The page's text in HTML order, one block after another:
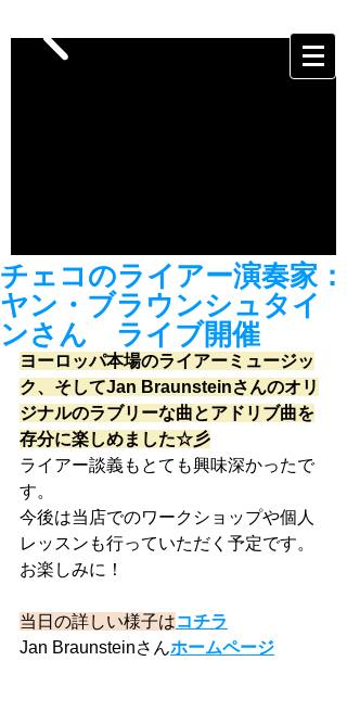
チェコのライアー演奏家：
ヤン・ブラウンシュタイ
ンさん ライブ開催
ヨーロッパ本場のライアーミュージッ
ク、そしてJan Braunsteinさんのオリ
ジナルのラブリーな曲とアドリブ曲を
存分に楽しめました☆彡
ライアー談義もとても興味深かったで
す。
今後は当店でのワークショップや個人
レッスンも行っていただく予定です。
​お楽しみに！
当日の詳しい様子はコチラ
Jan Braunsteinさんホームページ